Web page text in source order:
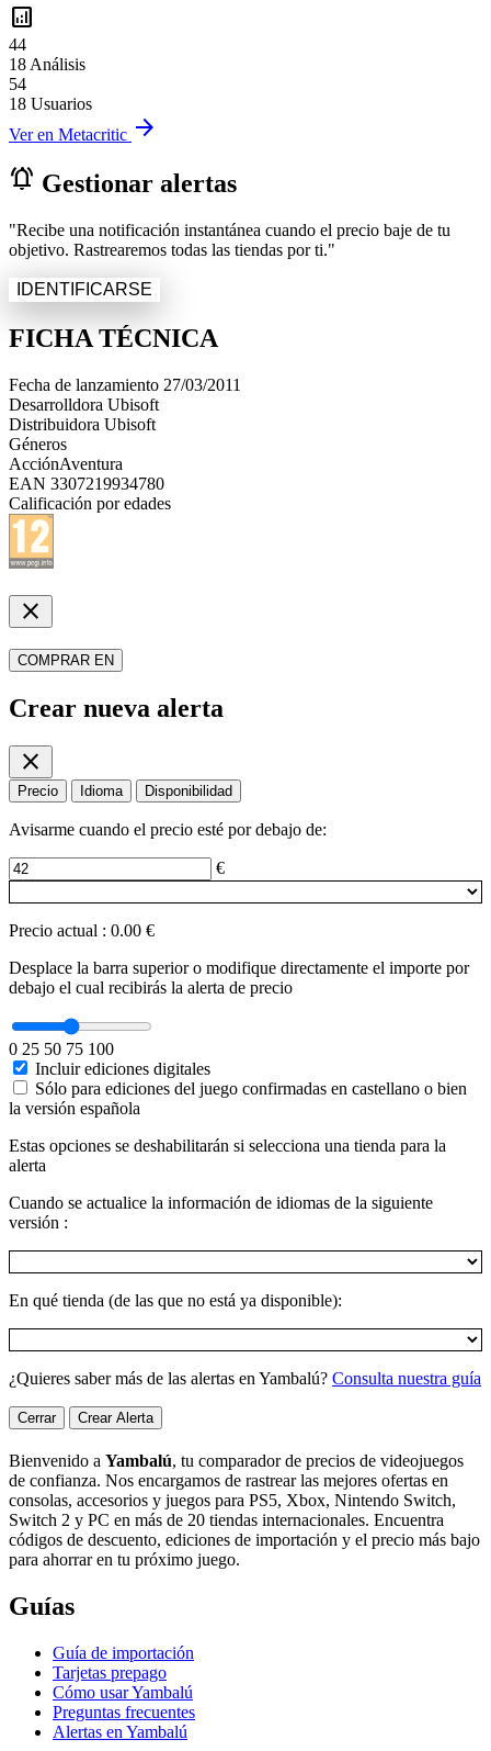
analytics
44
18 Análisis
54
18 Usuarios
Ver en Metacritic arrow_forward
notifications_active Gestionar alertas
"Recibe una notificación instantánea cuando el precio baje de tu
objetivo. Rastrearemos todas las tiendas por ti."
IDENTIFICARSE
FICHA TÉCNICA
Fecha de lanzamiento 27/03/2011
Desarrolldora Ubisoft
Distribuidora Ubisoft
Géneros
AcciónAventura
EAN 3307219934780
Calificación por edades
close
COMPRAR EN
Crear nueva alerta
close
Precio Idioma Disponibilidad
Avisarme cuando el precio esté por debajo de:
€
Precio actual : 0.00 €
Desplace la barra superior o modifique directamente el importe por
debajo el cual recibirás la alerta de precio
0 25 50 75 100
Incluir ediciones digitales
Sólo para ediciones del juego confirmadas en castellano o bien
la versión española
Estas opciones se deshabilitarán si selecciona una tienda para la
alerta
Cuando se actualice la información de idiomas de la siguiente
versión :
En qué tienda (de las que no está ya disponible):
¿Quieres saber más de las alertas en Yambalú? Consulta nuestra guía
Cerrar Crear Alerta
Bienvenido a Yambalú, tu comparador de precios de videojuegos
de confianza. Nos encargamos de rastrear las mejores ofertas en
consolas, accesorios y juegos para PS5, Xbox, Nintendo Switch,
Switch 2 y PC en más de 20 tiendas internacionales. Encuentra
códigos de descuento, ediciones de importación y el precio más bajo
para ahorrar en tu próximo juego.
Guías
Guía de importación
Tarjetas prepago
Cómo usar Yambalú
Preguntas frecuentes
Alertas en Yambalú